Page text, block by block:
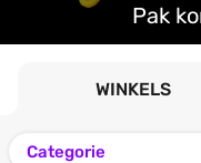
Pak
WINKELS
Categorie